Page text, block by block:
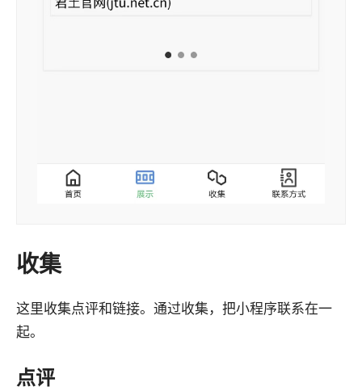
收集
这里收集点评和链接。通过收集，把小程序联系在一
起。
点评